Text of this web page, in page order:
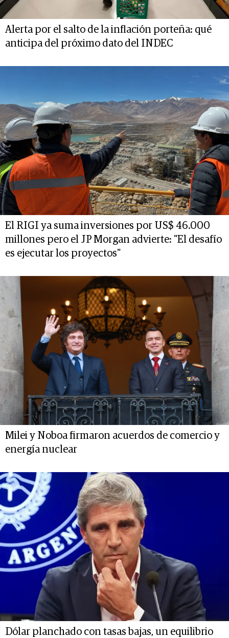
Alerta por el salto de la inflación porteña: qué
anticipa del próximo dato del INDEC
El RIGI ya suma inversiones por US$ 46.000
millones pero el JP Morgan advierte: "El desafío
es ejecutar los proyectos"
Milei y Noboa firmaron acuerdos de comercio y
energía nuclear
Dólar planchado con tasas bajas, un equilibrio